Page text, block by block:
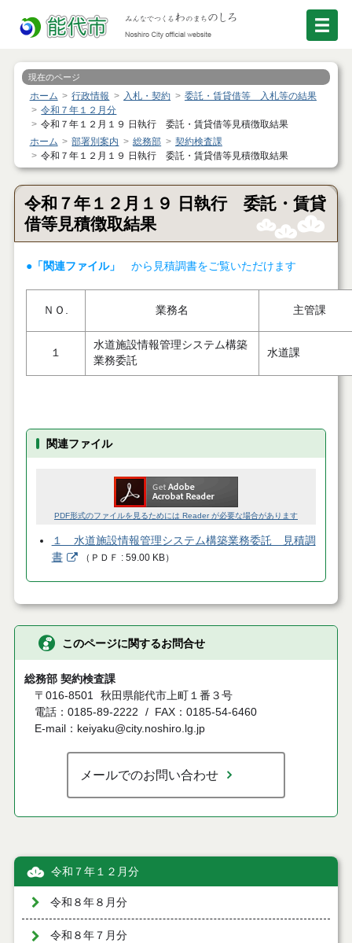
現在のページ
ホーム 行政情報 入札・契約
委託・賃貸借等 入札等の結果
令和７年１２月分
令和７年１２月１９ 日執行 委託・賃貸借等見積徴取結果
ホーム
部署別案内 総務部
契約検査課
令和７年１２月１９ 日執行 委託・賃貸借等見積徴取結果
令和７年１２月１９ 日執行 委託・賃貸
借等見積徴取結果
●「関連ファイル」 から見積調書をご覧いただけます
ＮＯ. 業務名 主管課
１
水道施設情報管理システム構築
業務委託
水道課
関連ファイル
PDF形式のファイルを見るためには Reader が必要な場合があります
１ 水道施設情報管理システム構築業務委託 見積調
書
（ ＰＤＦ 59.00 KB）
このページに関するお問合せ
総務部 契約検査課
〒016-8501 秋田県能代市上町１番３号
電話：0185-89-2222
FAX：0185-54-6460
E-mail：keiyaku@city.noshiro.lg.jp
メールでのお問い合わせ
令和７年１２月分
令和８年８月分
令和８年７月分